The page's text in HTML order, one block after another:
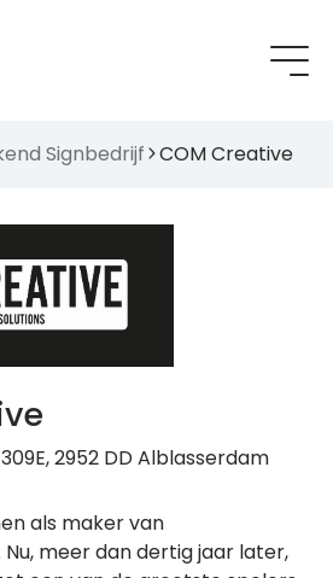
Signbedrijf COM Creative
2952 DD Alblasserdam
als maker van
meer dan dertig jaar later,